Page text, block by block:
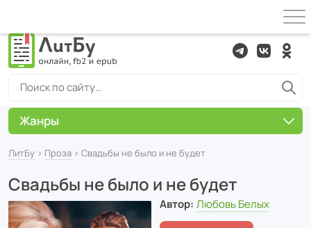
ЛитБу › Проза › Свадьбы не было и не будет
Свадьбы не было и не будет
Автор: Любовь Белых
Жанры